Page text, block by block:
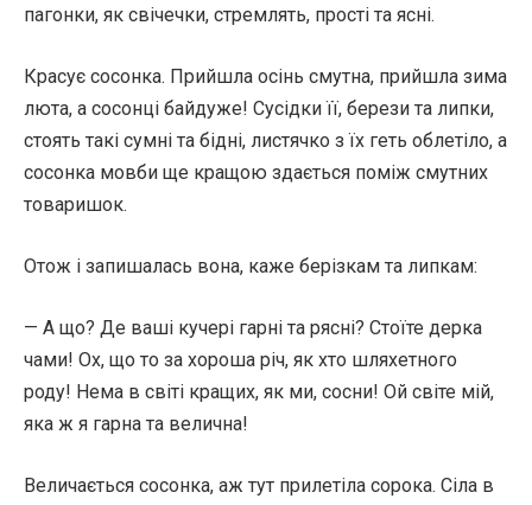
пагонки, як свічечки, стремлять, прості та ясні.
Красує сосонка. Прийшла осінь смутна, прийшла зима
люта, а сосонці байдуже! Сусідки її, берези та липки,
стоять такі сумні та бідні, листячко з їх геть облетіло, а
сосонка мовби ще кращою здається поміж смутних
товаришок.
Отож і запишалась вона, каже берізкам та липкам:
— А що? Де ваші кучері гарні та рясні? Стоїте дерка
чами! Ох, що то за хороша річ, як хто шляхетного
роду! Нема в світі кращих, як ми, сосни! Ой світе мій,
яка ж я гарна та велична!
Величається сосонка, аж тут прилетіла сорока. Сіла в